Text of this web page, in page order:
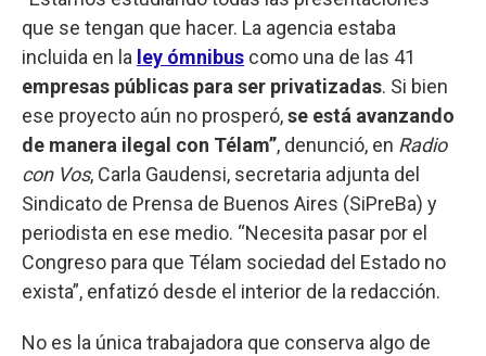
que se tengan que hacer. La agencia estaba
incluida en la ley ómnibus como una de las 41
empresas públicas para ser privatizadas. Si bien
ese proyecto aún no prosperó,se está avanzando
de manera ilegal con Télam”, denunció, en Radio
con Vos, Carla Gaudensi, secretaria adjunta del
Sindicato de Prensa de Buenos Aires (SiPreBa) y
periodista en ese medio. “Necesita pasar por el
Congreso para que Télam sociedad del Estado no
exista”, enfatizó desde el interior de la redacción.
No es la única trabajadora que conserva algo de